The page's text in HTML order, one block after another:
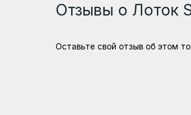
гр.
450
Кабачки
422
Отзывы о Лоток
Оставьте свой отзыв об этом